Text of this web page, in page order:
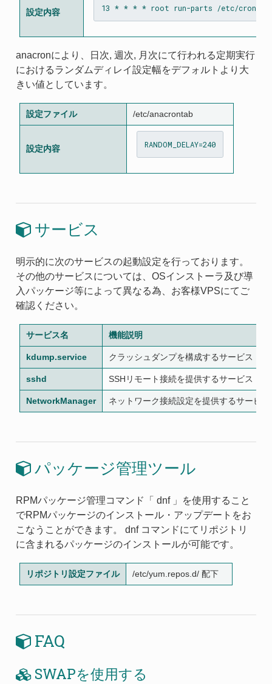
設定内容
anacronにより、日次, 週次, 月次にて行われる定期実行
におけるランダムディレイ設定幅をデフォルトより大
きい値としています。
設定ファイル /etc/anacrontab
設定内容 RANDOM_DELAY=240
サービス
明示的に次のサービスの起動設定を行っております。
その他のサービスについては、OSインストーラ及び導
入パッケージ等によって異なる為、お客様VPSにてご
確認ください。
サービス名 機能説明
kdump.service クラッシュダンプを構成するサービス
sshd SSHリモート接続を提供するサービス
NetworkManager ネットワーク接続設定を提供するサービス
パッケージ管理ツール
RPMパッケージ管理コマンド「 dnf 」を使用すること
でRPMパッケージのインストール・アップデートをお
こなうことができます。 dnf コマンドにてリポジトリ
に含まれるパッケージのインストールが可能です。
リポジトリ設定ファイル /etc/yum.repos.d/ 配下
FAQ
SWAPを使用する